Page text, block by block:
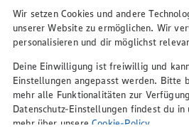
Mark Rosenkranz
Wir setzen Cookies und andere
unserer Website zu ermöglichen. Wir
personalisieren und dir möglichst
Deine Einwilligung ist freiwillig und
Einstellungen angepasst werden. Bitte
mehr alle Funktionalitäten zur
Datenschutz-Einstellungen findest du in
mehr über unsereCookie-Policy.